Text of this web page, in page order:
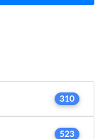
310
523